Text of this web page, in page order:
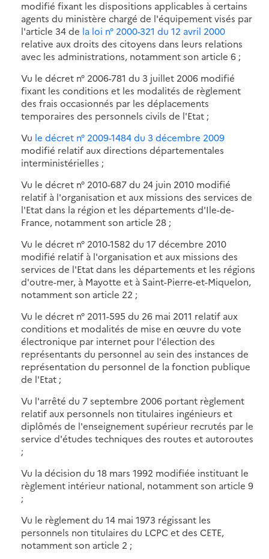
modifié fixant les dispositions applicables à certains
agents du ministère chargé de l'équipement visés par
l'article 34 de la loi n° 2000-321 du 12 avril 2000
relative aux droits des citoyens dans leurs relations
avec les administrations, notamment son article 6 ;
Vu le décret n° 2006-781 du 3 juillet 2006 modifié
fixant les conditions et les modalités de règlement
des frais occasionnés par les déplacements
temporaires des personnels civils de l'Etat ;
Vu le décret n° 2009-1484 du 3 décembre 2009
modifié relatif aux directions départementales
interministérielles ;
Vu le décret n° 2010-687 du 24 juin 2010 modifié
relatif à l'organisation et aux missions des services de
l'Etat dans la région et les départements d'Ile-de-
France, notamment son article 28 ;
Vu le décret n° 2010-1582 du 17 décembre 2010
modifié relatif à l'organisation et aux missions des
services de l'Etat dans les départements et les régions
d'outre-mer, à Mayotte et à Saint-Pierre-et-Miquelon,
notamment son article 22 ;
Vu le décret n° 2011-595 du 26 mai 2011 relatif aux
conditions et modalités de mise en œuvre du vote
électronique par internet pour l'élection des
représentants du personnel au sein des instances de
représentation du personnel de la fonction publique
de l'Etat ;
Vu l'arrêté du 7 septembre 2006 portant règlement
relatif aux personnels non titulaires ingénieurs et
diplômés de l'enseignement supérieur recrutés par le
service d'études techniques des routes et autoroutes
;
Vu la décision du 18 mars 1992 modifiée instituant le
règlement intérieur national, notamment son article 9
;
Vu le règlement du 14 mai 1973 régissant les
personnels non titulaires du LCPC et des CETE,
notamment son article 2 ;